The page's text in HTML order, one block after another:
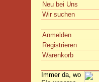
Neu bei Uns
Wir suchen
Anmelden
Registrieren
Warenkorb
Immer da, wo